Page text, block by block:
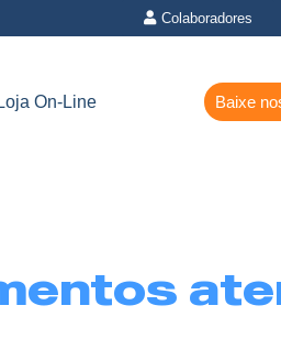
Colaboradores
Loja On-Line Baixe